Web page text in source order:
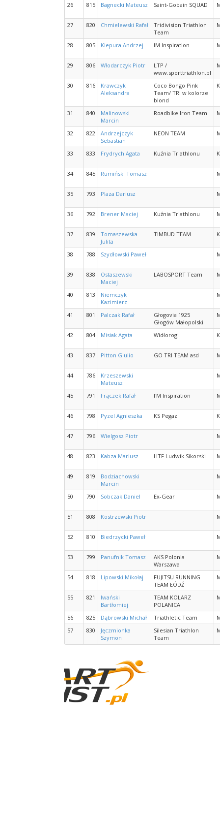
26 815 Bagnecki Mateusz Saint-Gobain SQUAD
27 820 Chmielewski Rafał
Tridivision Triathlon
Team
28 805 Kiepura Andrzej IM Inspiration
29 806 Włodarczyk Piotr
LTP /
www.sporttriathlon.pl
30 816
Krawczyk
Aleksandra
Coco Bongo Pink
Team/ TRI w kolorze
blond
31 840
Malinowski
Marcin
Roadbike Iron Team
32 822
Andrzejczyk
Sebastian
NEON TEAM
33 833 Frydrych Agata Kuźnia Triathlonu
34 845 Rumiński Tomasz
35 793 Plaza Dariusz
36 792 Brener Maciej Kuźnia Triathlonu
37 839
Tomaszewska
Julita
TIMBUD TEAM
38 788 Szydłowski Paweł
39 838
Ostaszewski
Maciej
LABOSPORT Team
40 813
Niemczyk
Kazimierz
41 801 Palczak Rafał
Głogovia 1925
Głogów Małopolski
42 804 Misiak Agata Widłorogi
43 837 Pitton Giulio GO TRI TEAM asd
44 786
Krzeszewski
Mateusz
45 791 Frączek Rafał I'M Inspiration
46 798 Pyzel Agnieszka KS Pegaz
47 796 Wielgosz Piotr
48 823 Kabza Mariusz HTF Ludwik Sikorski
49 819
Bodziachowski
Marcin
50 790 Sobczak Daniel Ex-Gear
51 808 Kostrzewski Piotr
52 810 Biedrzycki Paweł
53 799 Panufnik Tomasz
AKS Polonia
Warszawa
54 818 Lipowski Mikołaj
FUJITSU RUNNING
TEAM ŁÓDŹ
55 821
Iwański
Bartłomiej
TEAM KOLARZ
POLANICA
56 825 Dąbrowski Michał Triathletic Team
57
830
Jęczmionka
Szymon
Silesian Triathlon
Team